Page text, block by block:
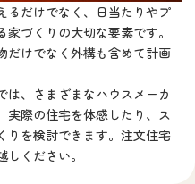
るだけでなく、日当たりやプ
づくりの大切な要素です。
だけでなく外構も含めて計画
は、さまざまなハウスメーカ
実際の住宅を体感したり、ス
りを検討できます。注文住宅
ください。